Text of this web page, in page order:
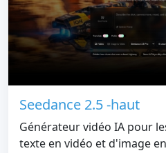
Seedance 2.5 -haut
Générateur vidéo IA pour
texte en vidéo et d'image